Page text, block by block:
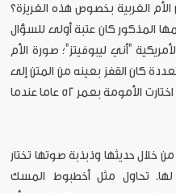
الغربية بخصوص هذه الغريزة؟
المذكور كان عتبة أولى للسؤال
"أني ليبوفيتز"؛ صورة الأم
كان القفز بعينه من المتن إلى
قلب الهامش! فالمصورة ذائعة الصيت اختارت الأمومة بعمر 52 عاما عندما
خلال حديثها وذبذبة صوتها تختار
لها. تحاول مثل أخطبوط المسك